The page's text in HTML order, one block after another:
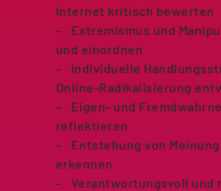
Internet kritisch bewerten
Extremismus und
und einordnen
Individuelle
Online-Radikalisierung
Eigen- und
reflektieren
Entstehung von
erkennen
Verantwortungsvoll